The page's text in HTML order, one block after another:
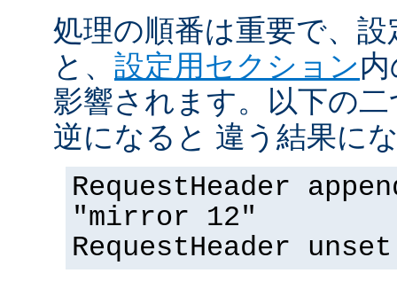
処理の順番は重要で、
と、 設定用セクション
影響されます。以下の
逆になると 違う結果に
RequestHeader
"mirror 12"
RequestHeader